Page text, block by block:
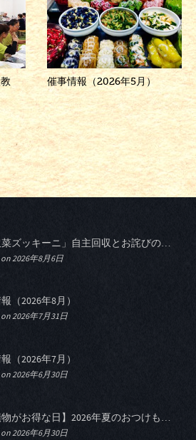
催事情報（2026年5月）
「野沢菜ズッキーニ」自主回収とお詫びのお知らせ
2026年8月6日
（2026年8月）
2026年7月31日
（2026年7月）
2026年6月30日
【お漬物がお得な日】2026年夏のおつけものデー開催
2026年6月30日